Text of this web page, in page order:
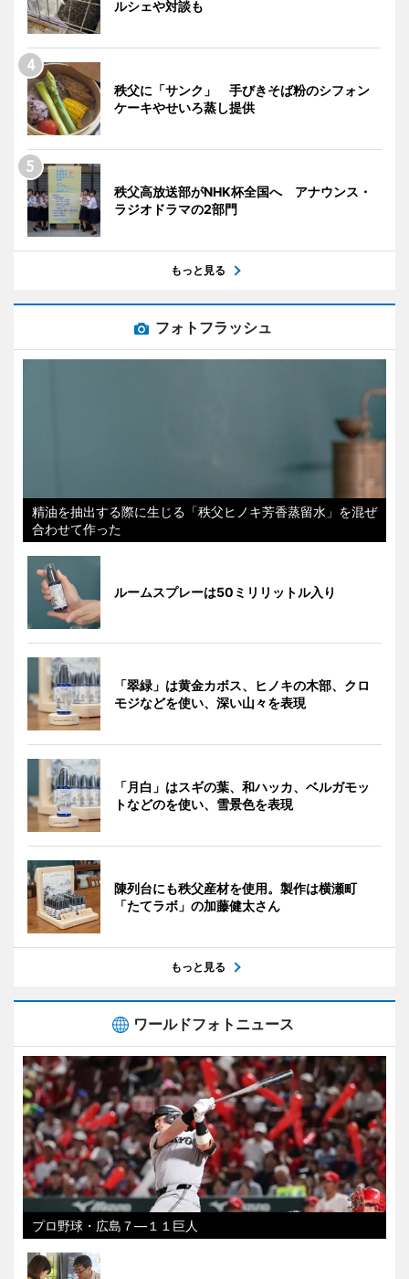
ルシェや対談も
秩父に「サンク」 手びきそば粉のシフォン
ケーキやせいろ蒸し提供
秩父高放送部がNHK杯全国へ アナウンス・
ラジオドラマの2部門
もっと見る
フォトフラッシュ
精油を抽出する際に生じる「秩父ヒノキ芳香蒸留水」を混ぜ
合わせて作った
ルームスプレーは50ミリリットル入り
「翠緑」は黄金カボス、ヒノキの木部、クロ
モジなどを使い、深い山々を表現
「月白」はスギの葉、和ハッカ、ベルガモッ
トなどのを使い、雪景色を表現
陳列台にも秩父産材を使用。製作は横瀬町
「たてラボ」の加藤健太さん
もっと見る
ワールドフォトニュース
プロ野球・広島７―１１巨人